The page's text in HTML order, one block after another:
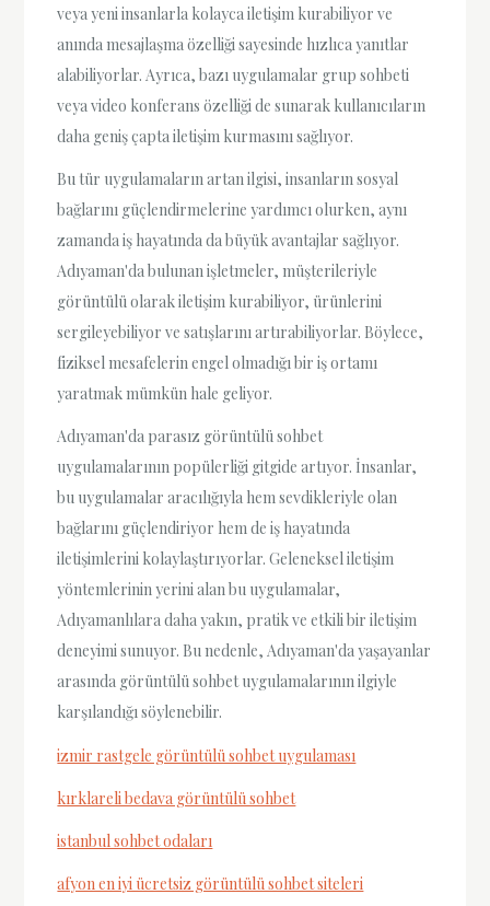
veya yeni insanlarla kolayca iletişim kurabiliyor ve
anında mesajlaşma özelliği sayesinde hızlıca yanıtlar
alabiliyorlar. Ayrıca, bazı uygulamalar grup sohbeti
veya video konferans özelliği de sunarak kullanıcıların
daha geniş çapta iletişim kurmasını sağlıyor.
Bu tür uygulamaların artan ilgisi, insanların sosyal
bağlarını güçlendirmelerine yardımcı olurken, aynı
zamanda iş hayatında da büyük avantajlar sağlıyor.
Adıyaman'da bulunan işletmeler, müşterileriyle
görüntülü olarak iletişim kurabiliyor, ürünlerini
sergileyebiliyor ve satışlarını artırabiliyorlar. Böylece,
fiziksel mesafelerin engel olmadığı bir iş ortamı
yaratmak mümkün hale geliyor.
Adıyaman'da parasız görüntülü sohbet
uygulamalarının popülerliği gitgide artıyor. İnsanlar,
bu uygulamalar aracılığıyla hem sevdikleriyle olan
bağlarını güçlendiriyor hem de iş hayatında
iletişimlerini kolaylaştırıyorlar. Geleneksel iletişim
yöntemlerinin yerini alan bu uygulamalar,
Adıyamanlılara daha yakın, pratik ve etkili bir iletişim
deneyimi sunuyor. Bu nedenle, Adıyaman'da yaşayanlar
arasında görüntülü sohbet uygulamalarının ilgiyle
karşılandığı söylenebilir.
izmir rastgele görüntülü sohbet uygulaması
kırklareli bedava görüntülü sohbet
istanbul sohbet odaları
afyon en iyi ücretsiz görüntülü sohbet siteleri